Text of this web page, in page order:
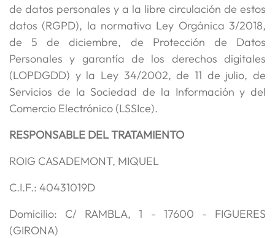
de datos personales y a la libre circulación de estos
datos (RGPD), la normativa Ley Orgánica 3/2018,
de 5 de diciembre, de Protección de Datos
Personales y garantía de los derechos digitales
(LOPDGDD) y la Ley 34/2002, de 11 de julio, de
Servicios de la Sociedad de la Información y del
Comercio Electrónico (LSSIce).
RESPONSABLE DEL TRATAMIENTO
ROIG CASADEMONT, MIQUEL
C.I.F.: 40431019D
Domicilio: C/ RAMBLA, 1 - 17600 - FIGUERES
(GIRONA)